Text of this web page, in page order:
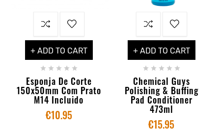
+ ADD TO CART
    
Esponja De Corte
150x50mm Com Prato
M14 Incluido
€10.95
+ ADD TO CART
    
Chemical Guys
Polishing & Buffing
Pad Conditioner
473ml
€15.95